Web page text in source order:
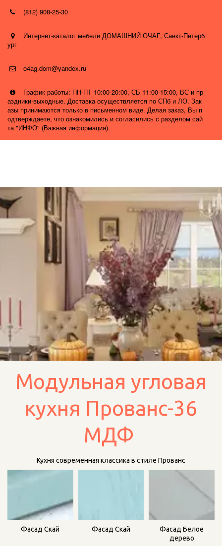
(812) 908-25-30
Интернет-каталог мебели ДОМАШНИЙ ОЧАГ, Санкт-Петерб
ург
o4ag.dom@yandex.ru
График работы: ПН-ПТ 10:00-20:00, СБ 11:00-15:00, ВС и пр
аздники-выходные. Доставка осуществляется по СПб и ЛО. Зак
азы принимаются только в письменном виде. Делая заказ, Вы п
одтверждаете, что ознакомились и согласились с разделом сай
та "ИНФО" (Важная информация).
Модульная угловая
кухня Прованс-36
МДФ
Кухня современная классика в стиле Прованс
Фасад Скай Фасад Скай
Фасад Белое
дерево